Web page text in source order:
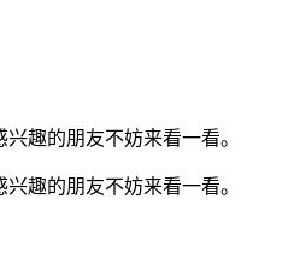
趣的朋友不妨来看一看。
趣的朋友不妨来看一看。